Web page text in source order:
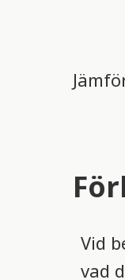
Vid
vad